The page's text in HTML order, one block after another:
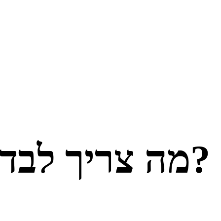
מה צריך לבדוק לפני שרוכשים נכס לשיפוץ?